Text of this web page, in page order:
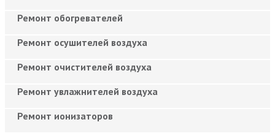
Ремонт обогревателей
Ремонт осушителей воздуха
Ремонт очистителей воздуха
Ремонт увлажнителей воздуха
Ремонт ионизаторов